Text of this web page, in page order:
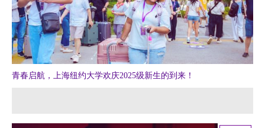
青春启航，上海纽约大学欢庆2025级新生的到来！